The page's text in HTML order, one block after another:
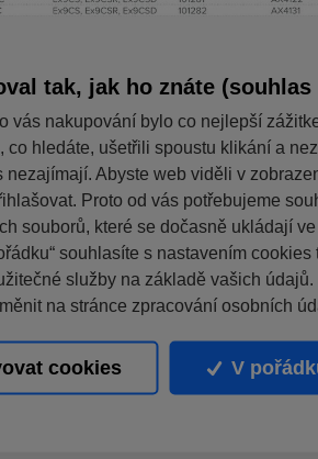
tak, jak ho znáte
vás nakupování bylo co nejlepší
co hledáte, ušetřili spoustu klikání a
nezajímají. Abyste web viděli v
Proto od vás potřebujeme
souborů, které se dočasně ukládají
souhlasíte s nastavením cookies
služby na základě vašich
na stránce zpracování osobních
cookies V